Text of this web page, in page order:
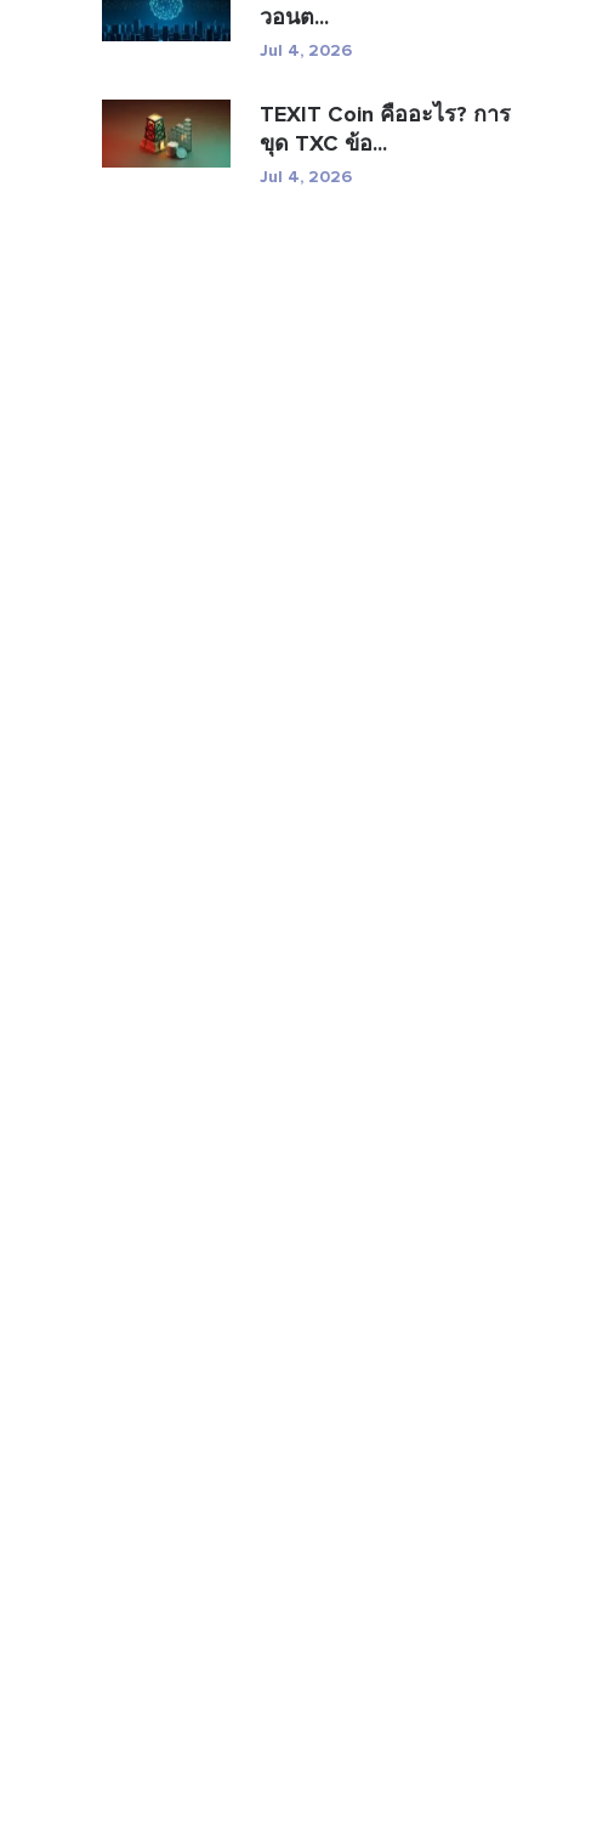
วอนต...
Jul 4, 2026
TEXIT Coin คืออะไร? การ
ขุด TXC ข้อ...
Jul 4, 2026